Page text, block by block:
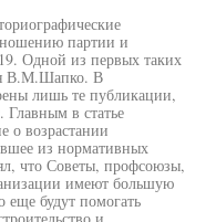
партии и
Одной из первых таких
В.М.Шапко. В
лишь те публикации,
в статье
о возрастании
из нормативных
что Советы, профсоюзы,
имеют большую
будут помогать